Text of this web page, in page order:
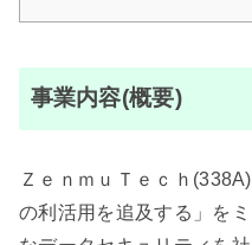
事業内容(概要)
ＺｅｎｍｕＴｅｃｈ
の利活用を追及する」を